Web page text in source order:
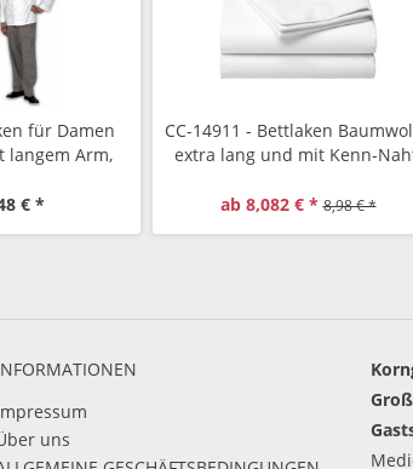
für Damen
langem Arm,
€ *
CC-14911 - Bettlaken
extra lang und mit Kenn-
ab 8,082 € * 8,98 € *
uns